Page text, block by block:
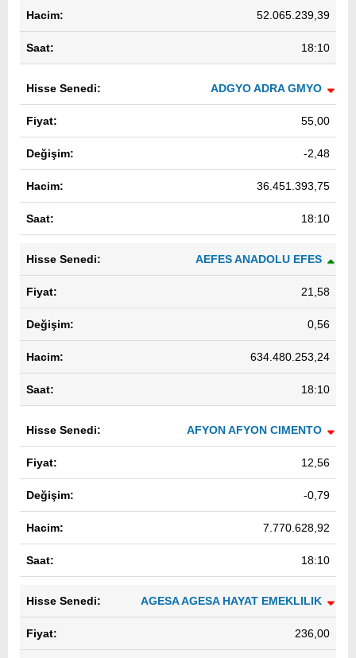
52.065.239,39
18:10
ADGYO ADRA GMYO
55,00
-2,48
36.451.393,75
18:10
AEFES ANADOLU EFES
21,58
0,56
634.480.253,24
18:10
AFYON AFYON CIMENTO
12,56
-0,79
7.770.628,92
18:10
AGESA AGESA HAYAT EMEKLILIK
236,00